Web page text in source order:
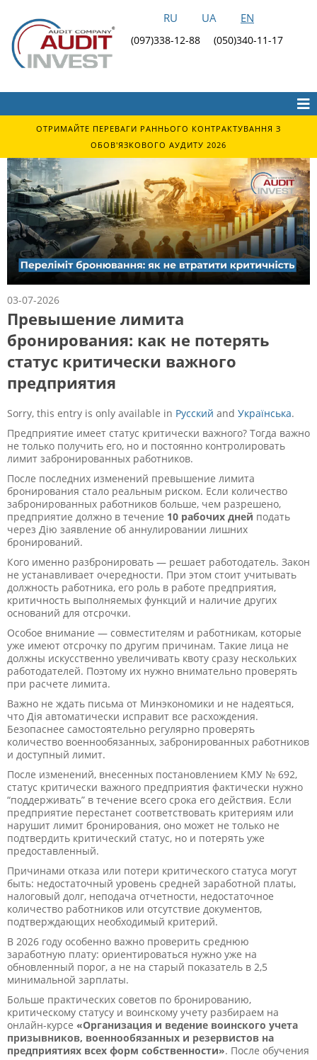
RU UA EN
(097)338-12-88 (050)340-11-17
ОТРИМАЙТЕ ПЕРЕВАГИ РАННЬОГО КОНТРАКТУВАННЯ З
ОБОВ'ЯЗКОВОГО АУДИТУ 2026
03-07-2026
Превышение лимита
бронирования: как не потерять
статус критически важного
предприятия
Sorry, this entry is only available in Русский and Українська.
Предприятие имеет статус критически важного? Тогда важно
не только получить его, но и постоянно контролировать
лимит забронированных работников.
После последних изменений превышение лимита
бронирования стало реальным риском. Если количество
забронированных работников больше, чем разрешено,
предприятие должно в течение 10 рабочих дней подать
через Дію заявление об аннулировании лишних
бронирований.
Кого именно разбронировать — решает работодатель. Закон
не устанавливает очередности. При этом стоит учитывать
должность работника, его роль в работе предприятия,
критичность выполняемых функций и наличие других
оснований для отсрочки.
Особое внимание — совместителям и работникам, которые
уже имеют отсрочку по другим причинам. Такие лица не
должны искусственно увеличивать квоту сразу нескольких
работодателей. Поэтому их нужно внимательно проверять
при расчете лимита.
Важно не ждать письма от Минэкономики и не надеяться,
что Дія автоматически исправит все расхождения.
Безопаснее самостоятельно регулярно проверять
количество военнообязанных, забронированных работников
и доступный лимит.
После изменений, внесенных постановлением КМУ № 692,
статус критически важного предприятия фактически нужно
“поддерживать” в течение всего срока его действия. Если
предприятие перестанет соответствовать критериям или
нарушит лимит бронирования, оно может не только не
подтвердить критический статус, но и потерять уже
предоставленный.
Причинами отказа или потери критического статуса могут
быть: недостаточный уровень средней заработной платы,
налоговый долг, неподача отчетности, недостаточное
количество работников или отсутствие документов,
подтверждающих необходимый критерий.
В 2026 году особенно важно проверить среднюю
заработную плату: ориентироваться нужно уже на
обновленный порог, а не на старый показатель в 2,5
минимальной зарплаты.
Больше практических советов по бронированию,
критическому статусу и воинскому учету разбираем на
онлайн-курсе «Организация и ведение воинского учета
призывников, военнообязанных и резервистов на
предприятиях всех форм собственности». После обучения